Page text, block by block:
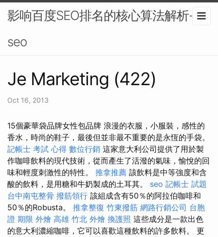
影响百度SEO排名的核心算法解析-
seo
Je Marketing (422)
Oct 16, 2013
15個豪華袋品牌女性包品牌 浪漫的衣服，小服裝，感性的
香水，時尚的鞋子，最後但並非最不重要的是永恆的手袋。
記帳士 考試 心得 數位行銷 這家意大利公司提供了用於製
作咖啡飲料的現代技術，從而產生了活潑的氣味，愉悅的回
味和輕度刺激性的特性。 推拿推薦 該飲料是中等強度和含
酸的飲料，是用糖和牛奶製成的土耳其。 seo 記帳士 試題
台中南屯整骨 撥筋領行 該組成含有50％的阿拉伯咖啡和
50％的Robusta。 推拿整復 竹東撥筋 網路行銷公司 台胞
證 期限 外燴 高雄 竹北 外燴 換護照 這些成分是一款出色
的意大利濃縮咖啡，它可以喜歡這種飲料的許多飲料。 更